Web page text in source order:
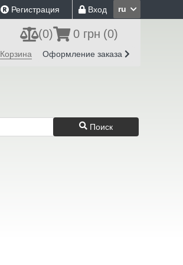
ru
Вход
Регистрация
(0) 0 грн (0)
Корзина Оформление заказа
Поиск